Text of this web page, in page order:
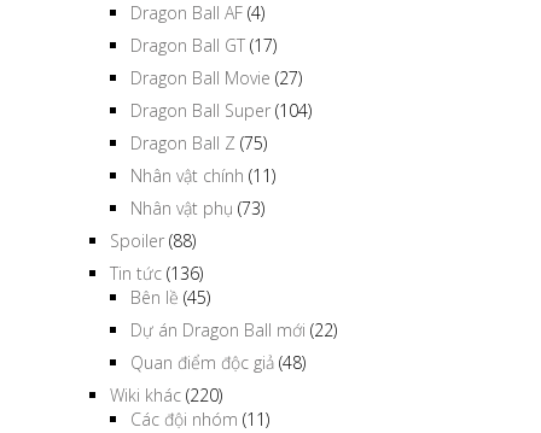
Dragon Ball AF (4)
Dragon Ball GT (17)
Dragon Ball Movie (27)
Dragon Ball Super (104)
Dragon Ball Z (75)
Nhân vật chính (11)
Nhân vật phụ (73)
Spoiler (88)
Tin tức (136)
Bên lề (45)
Dự án Dragon Ball mới (22)
Quan điểm độc giả (48)
Wiki khác (220)
Các đội nhóm (11)